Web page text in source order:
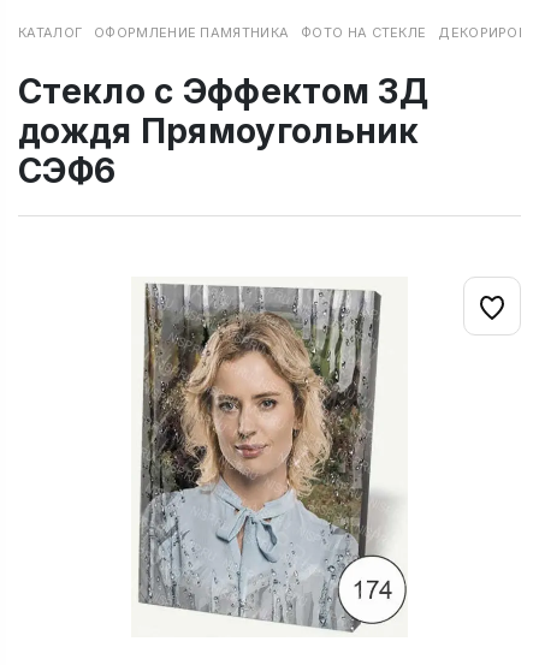
КАТАЛОГ ОФОРМЛЕНИЕ ПАМЯТНИКА ФОТО НА СТЕКЛЕ
Стекло с Эффектом 3Д
дождя Прямоугольник
СЭФ6